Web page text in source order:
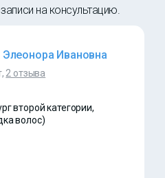
на консультацию.
Ивановна
2 отзыва
второй категории,
волос)